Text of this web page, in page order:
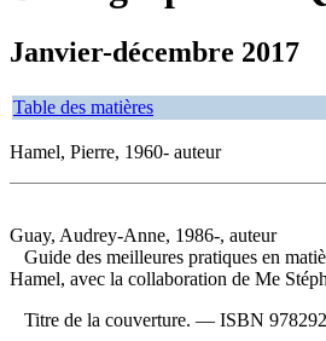
Janvier-décembre 2017
Table des matières
Hamel, Pierre, 1960- auteur
Guay, Audrey-Anne, 1986-, auteur
Guide des meilleures pratiques en
Hamel, avec la collaboration de Me
Titre de la couverture. — ISBN